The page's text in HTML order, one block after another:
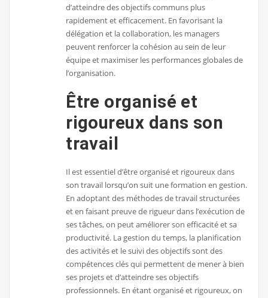
d’atteindre des objectifs communs plus
rapidement et efficacement. En favorisant la
délégation et la collaboration, les managers
peuvent renforcer la cohésion au sein de leur
équipe et maximiser les performances globales de
l’organisation.
Être organisé et
rigoureux dans son
travail
Il est essentiel d’être organisé et rigoureux dans
son travail lorsqu’on suit une formation en gestion.
En adoptant des méthodes de travail structurées
et en faisant preuve de rigueur dans l’exécution de
ses tâches, on peut améliorer son efficacité et sa
productivité. La gestion du temps, la planification
des activités et le suivi des objectifs sont des
compétences clés qui permettent de mener à bien
ses projets et d’atteindre ses objectifs
professionnels. En étant organisé et rigoureux, on